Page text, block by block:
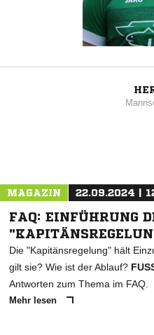
MAGAZIN 22.09.2024 |
FAQ: EINFÜHRUNG
Die "Kapitänsregelung" hält
gilt sie? Wie ist der Ablauf?
Antworten zum Thema im FAQ.
Mehr lesen